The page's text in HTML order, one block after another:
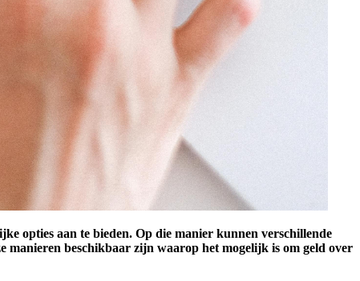
opties aan te bieden. Op die manier kunnen verschillende
beschikbaar zijn waarop het mogelijk is om geld over